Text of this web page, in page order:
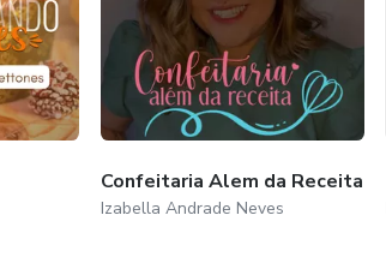
Confeitaria Alem da Receita
Izabella Andrade Neves